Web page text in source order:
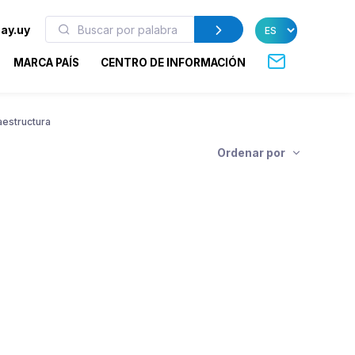
MARCA PAÍS CENTRO DE INFORMACIÓN
Ordenar por